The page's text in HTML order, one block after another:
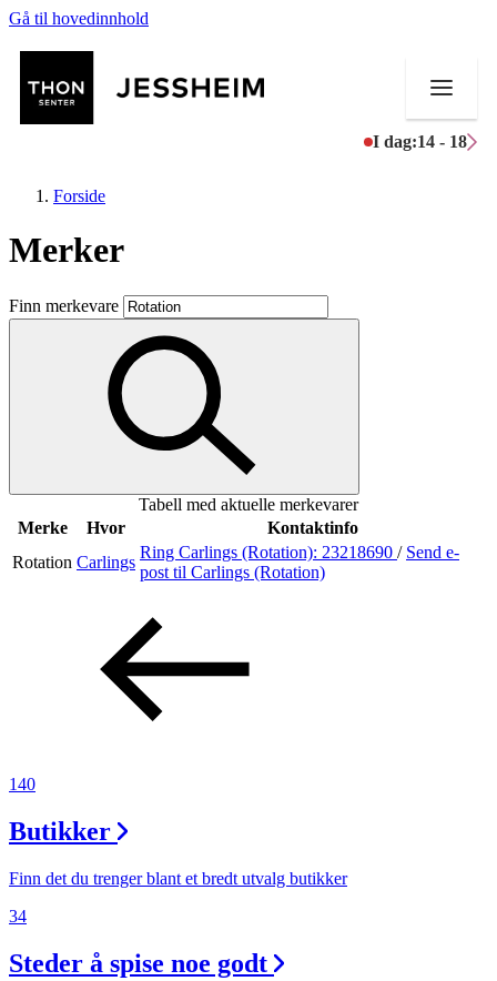
Gå til hovedinnhold
I dag:14 - 18
Butikker
Mat og drikke
Aktiviteter
Inspirasjon
Åpningstider
Ledige stillinger
Magasin
Gavekort
Forside
Merker
Finn merkevare
Tabell med aktuelle merkevarer
Merke
Hvor
Kontaktinfo
Rotation Carlings
Ring Carlings (Rotation): 23218690 / Send e-
post til Carlings (Rotation)
140
Butikker
Finn det du trenger blant et bredt utvalg butikker
34
Steder å spise noe godt